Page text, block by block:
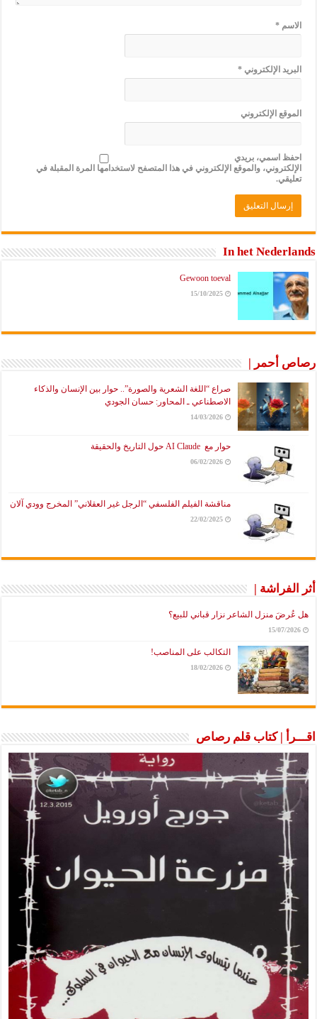
الاسم*
البريد الإلكتروني*
الموقع الإلكتروني
احفظ اسمي، بريدي
الإلكتروني، والموقع الإلكتروني في هذا المتصفح لاستخدامها المرة المقبلة في
تعليقي.
In het Nederlands
Gewoon toeval
15/10/2025
رصاص أحمر |
صراع “اللغة الشعرية والصورة”.. حوار بين الإنسان والذكاء
الاصطناعي ـ المحاور: حسان الجودي
14/03/2026
حوار مع AI Claude حول التاريخ والحقيقة
06/02/2026
مناقشة الفيلم الفلسفي “الرجل غير العقلاني” المخرج وودي آلان
22/02/2025
أثر الفراشة |
هل عُرضَ منزل الشاعر نزار قباني للبيع؟
15/07/2026
التكالب على المناصب!
18/02/2026
اقـــرأ | كتاب قلم رصاص